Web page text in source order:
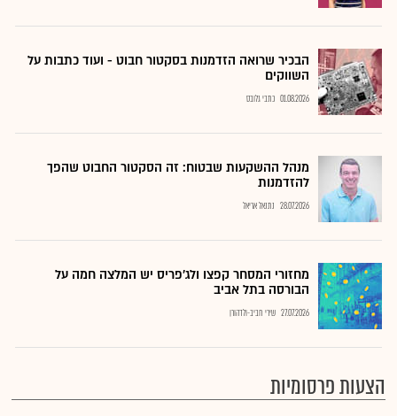
הבכיר שרואה הזדמנות בסקטור חבוט - ועוד כתבות על
השווקים
01.08.2026 כתבי גלובס
מנהל ההשקעות שבטוח: זה הסקטור החבוט שהפך
להזדמנות
28.07.2026 נתנאל אריאל
מחזורי המסחר קפצו ולג'פריס יש המלצה חמה על
הבורסה בתל אביב
27.07.2026 שירי חביב-ולדהורן
הצעות פרסומיות